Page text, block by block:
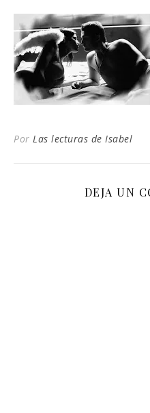
Por Las lecturas de Isabel
DEJA UN